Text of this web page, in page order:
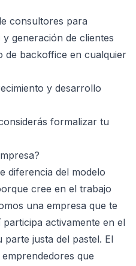
consultores para
generación de clientes
de backoffice en cualquier
y desarrollo
formalizar tu
diferencia del modelo
cree en el trabajo
una empresa que te
activamente en el
justa del pastel. El
que